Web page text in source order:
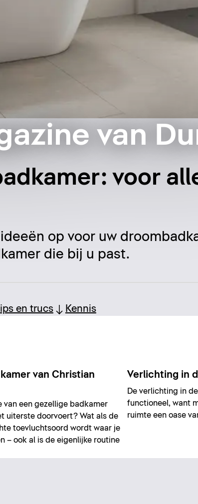
van
voor
op voor uw
die bij u past.
en trucs Kennis
van Christian
van een gezellige badkamer
uiterste doorvoert? Wat als de
toevluchtsoord wordt waar je
– ook al is de eigenlijke routine
Verlichting in
De verlichting in
functioneel, want
ruimte een oase